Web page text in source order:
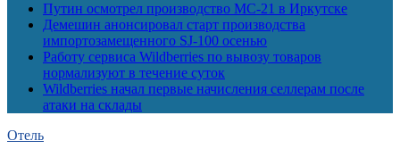
Путин осмотрел производство МС-21 в Иркутске
Демешин анонсировал старт производства
импортозамещенного SJ-100 осенью
Работу сервиса Wildberries по вывозу товаров
нормализуют в течение суток
Wildberries начал первые начисления селлерам после
атаки на склады
Отель